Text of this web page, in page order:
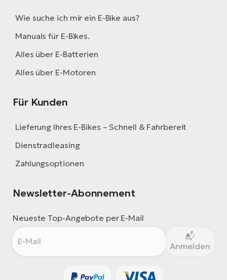
Wie suche ich mir ein E-Bike aus?
Manuals für E-Bikes.
Alles über E-Batterien
Alles über E-Motoren
Für Kunden
Lieferung Ihres E-Bikes – Schnell & Fahrbereit
Dienstradleasing
Zahlungsoptionen
Newsletter-Abonnement
Neueste Top-Angebote per E-Mail
Anmelden